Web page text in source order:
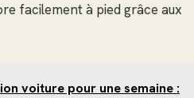
facilement à pied grâce aux
voiture pour une semaine :